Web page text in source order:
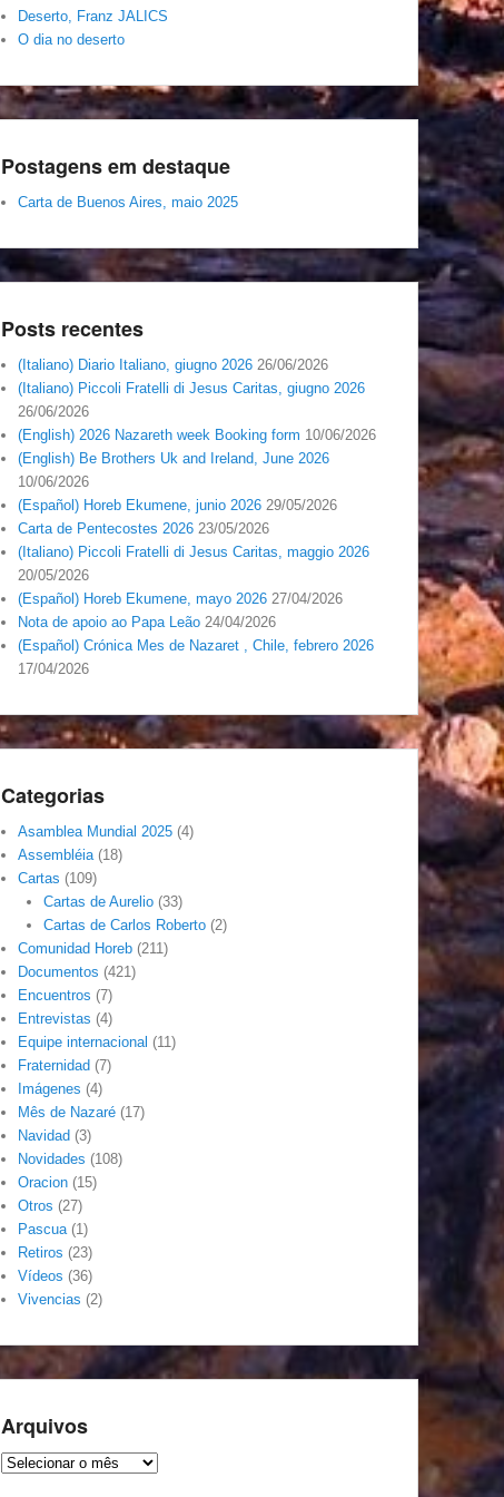
Deserto, Franz JALICS
O dia no deserto
Postagens em destaque
Carta de Buenos Aires, maio 2025
Posts recentes
(Italiano) Diario Italiano, giugno 2026 26/06/2026
(Italiano) Piccoli Fratelli di Jesus Caritas, giugno 2026
26/06/2026
(English) 2026 Nazareth week Booking form 10/06/2026
(English) Be Brothers Uk and Ireland, June 2026
10/06/2026
(Español) Horeb Ekumene, junio 2026 29/05/2026
Carta de Pentecostes 2026 23/05/2026
(Italiano) Piccoli Fratelli di Jesus Caritas, maggio 2026
20/05/2026
(Español) Horeb Ekumene, mayo 2026 27/04/2026
Nota de apoio ao Papa Leão 24/04/2026
(Español) Crónica Mes de Nazaret , Chile, febrero 2026
17/04/2026
Categorias
Asamblea Mundial 2025 (4)
Assembléia(18)
Cartas (109)
Cartas de Aurelio(33)
Cartas de Carlos Roberto(2)
Comunidad Horeb (211)
Documentos (421)
Encuentros (7)
Entrevistas (4)
Equipe internacional (11)
Fraternidad (7)
Imágenes (4)
Mês de Nazaré (17)
Navidad (3)
Novidades (108)
Oracion (15)
Otros (27)
Pascua(1)
Retiros (23)
Vídeos (36)
Vivencias (2)
Arquivos
Arquivos